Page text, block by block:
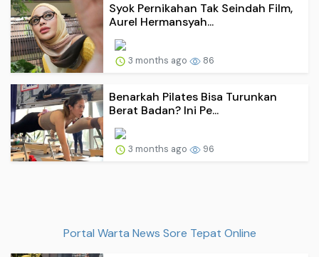
Syok Pernikahan Tak Seindah Film,
Aurel Hermansyah...
3 months ago 86
Benarkah Pilates Bisa Turunkan
Berat Badan? Ini Pe...
3 months ago 96
Portal Warta News Sore Tepat Online